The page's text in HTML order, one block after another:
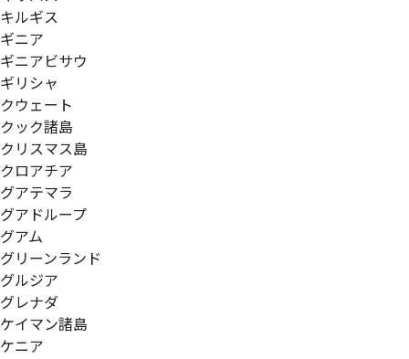
キルギス
ギニア
ギニアビサウ
ギリシャ
クウェート
クック諸島
クリスマス島
クロアチア
グアテマラ
グアドループ
グアム
グリーンランド
グルジア
グレナダ
ケイマン諸島
ケニア